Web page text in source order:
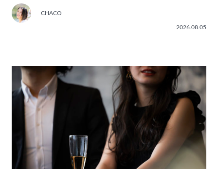
CHACO
2026.08.05